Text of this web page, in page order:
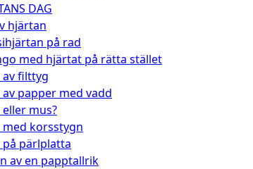
DAG
hjärtan
på rad
med hjärtat på rätta stället
av filttyg
papper med vadd
mus?
med korsstygn
på pärlplatta
av en papptallrik